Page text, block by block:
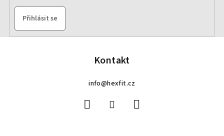
Přihlásit se
Z
Kontakt
info@hexfit.cz